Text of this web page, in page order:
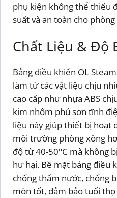
phụ kiện không thể thiếu
suất và an toàn cho
Chất Liệu & Độ
Bảng điều khiển OL
làm từ các vật liệu chịu
cao cấp như nhựa ABS
kim nhôm phủ sơn tĩnh
liệu này giúp thiết bị hoạt
môi trường phòng xông
độ từ 40-50°C mà không
hư hại. Bề mặt bảng điều
chống thấm nước, chống
mòn tốt, đảm bảo tuổi thọ